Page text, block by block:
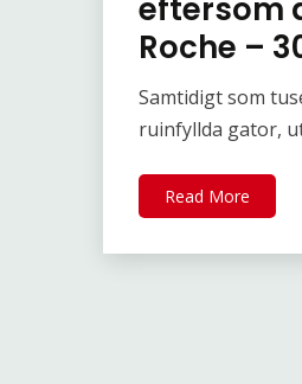
eftersom
Roche –
Samtidigt som
ruinfyllda gator,
Read More